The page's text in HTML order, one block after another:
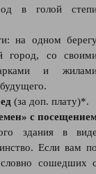
в голой
на одном
город, со
и
(за доп. плату)*.
с
здания в
Если вам
словно сошедших